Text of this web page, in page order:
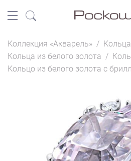
Коллекция «Акварель» / Кольца
Кольца из белого золота /
Кольцо из белого золота с